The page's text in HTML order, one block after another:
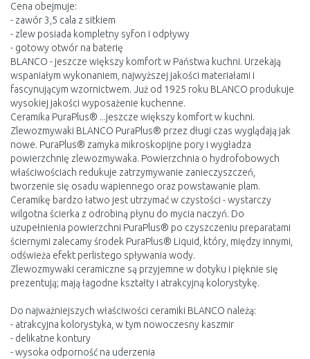
Cena obejmuje:
- zawór 3,5 cala z sitkiem
- zlew posiada kompletny syfon i odpływy
- gotowy otwór na baterię
BLANCO - jeszcze większy komfort w Państwa kuchni. Urzekają
wspaniałym wykonaniem, najwyższej jakości materiałami i
fascynującym wzornictwem. Już od 1925 roku BLANCO produkuje
wysokiej jakości wyposażenie kuchenne.
Ceramika PuraPlus® ...jeszcze większy komfort w kuchni.
Zlewozmywaki BLANCO PuraPlus® przez długi czas wyglądają jak
nowe. PuraPlus® zamyka mikroskopijne pory i wygładza
powierzchnię zlewozmywaka. Powierzchnia o hydrofobowych
właściwościach redukuje zatrzymywanie zanieczyszczeń,
tworzenie się osadu wapiennego oraz powstawanie plam.
Ceramikę bardzo łatwo jest utrzymać w czystości - wystarczy
wilgotna ścierka z odrobiną płynu do mycia naczyń. Do
uzupełnienia powierzchni PuraPlus® po czyszczeniu preparatami
ściernymi zalecamy środek PuraPlus® Liquid, który, między innymi,
odświeża efekt perlistego spływania wody.
Zlewozmywaki ceramiczne są przyjemne w dotyku i pięknie się
prezentują; mają łagodne kształty i atrakcyjną kolorystykę.
Do najważniejszych właściwości ceramiki BLANCO należą:
- atrakcyjna kolorystyka, w tym nowoczesny kaszmir
- delikatne kontury
- wysoka odporność na uderzenia